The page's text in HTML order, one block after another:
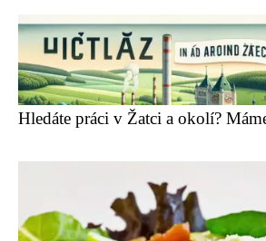
Hledáte práci v Žatci a okolí?